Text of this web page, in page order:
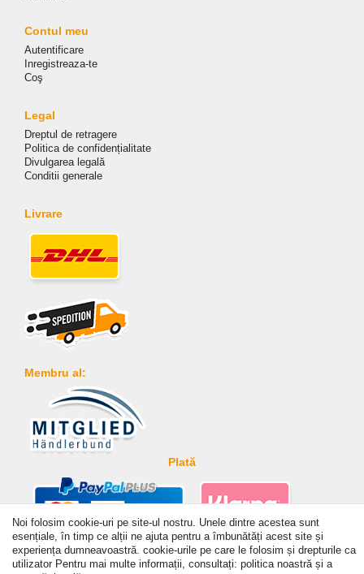
Contul meu
Autentificare
Inregistreaza-te
Coş
Legal
Dreptul de retragere
Politica de сonfidențialitate
Divulgarea legală
Conditii generale
Livrare
Membru al:
Plată
© Copyright 2026 | Toate drepturile rezervate. - Prices incl. VAT. 19% VAT Basic prices see
Noi folosim cookie-uri pe site-ul nostru. Unele dintre acestea sunt
esențiale, în timp ce alții ne ajuta pentru a îmbunătăți acest site și
experiența dumneavoastră. cookie-urile pe care le folosim și drepturile ca
utilizator Pentru mai multe informații, consultați: politica noastră și a